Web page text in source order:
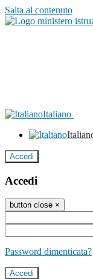
Salta al contenuto
Italiano
Accedi
Accedi
button close ×
Password dimenticata?